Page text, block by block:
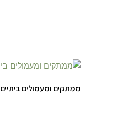
ממתקים ומעמולים ביתיים